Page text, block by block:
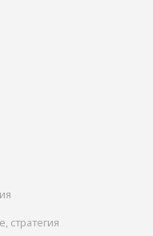
стратегия